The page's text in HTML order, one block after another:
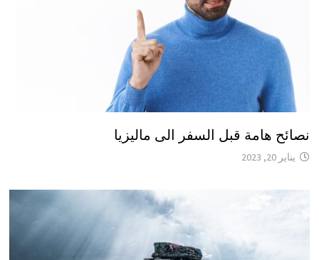
نصائح هامة قبل السفر الى ماليزيا
يناير 20, 2023